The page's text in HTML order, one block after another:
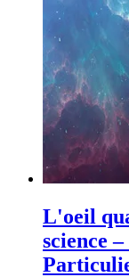
L'oeil
science